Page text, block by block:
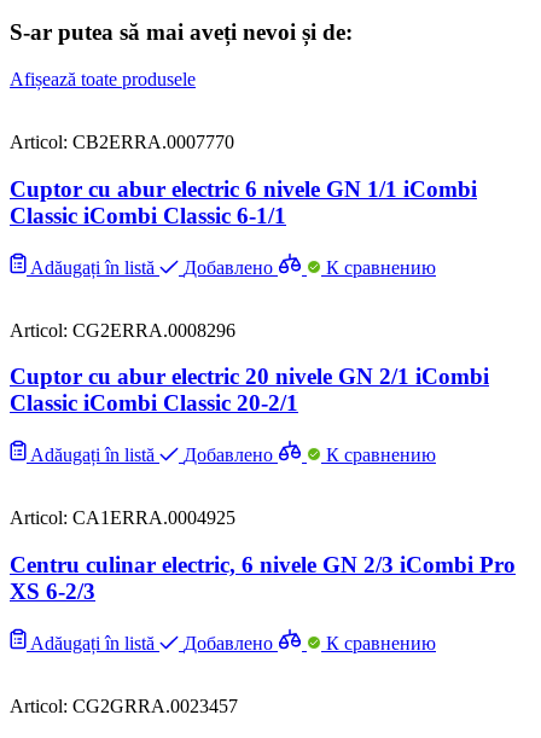
S-ar putea să mai aveți nevoi și de:
Afișează toate produsele
Articol: CB2ERRA.0007770
Cuptor cu abur electric 6 nivele GN 1/1 iCombi
Classic iCombi Classic 6-1/1
Adăugați în listă Добавлено К сравнению
Articol: CG2ERRA.0008296
Cuptor cu abur electric 20 nivele GN 2/1 iCombi
Classic iCombi Classic 20-2/1
Adăugați în listă Добавлено К сравнению
Articol: CA1ERRA.0004925
Centru culinar electric, 6 nivele GN 2/3 iCombi Pro
XS 6-2/3
Adăugați în listă Добавлено К сравнению
Articol: CG2GRRA.0023457